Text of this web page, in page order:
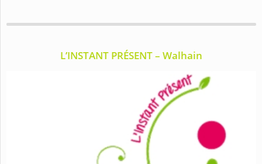
L’INSTANT PRÉSENT – Walhain